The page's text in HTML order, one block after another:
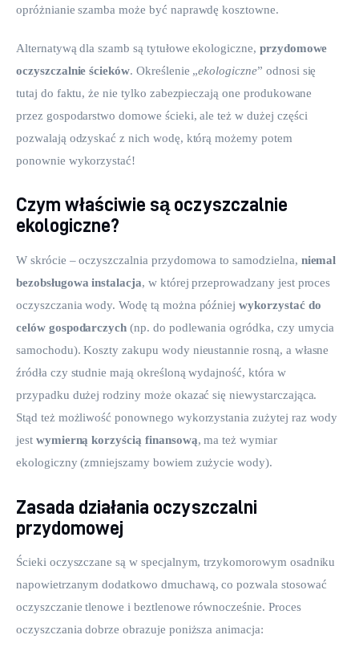
opróżnianie szamba może być naprawdę kosztowne.
Alternatywą dla szamb są tytułowe ekologiczne, przydomowe
oczyszczalnie ścieków. Określenie „ekologiczne” odnosi się
tutaj do faktu, że nie tylko zabezpieczają one produkowane
przez gospodarstwo domowe ścieki, ale też w dużej części
pozwalają odzyskać z nich wodę, którą możemy potem
ponownie wykorzystać!
Czym właściwie są oczyszczalnie
ekologiczne?
W skrócie – oczyszczalnia przydomowa to samodzielna, niemal
bezobsługowa instalacja, w której przeprowadzany jest proces
oczyszczania wody. Wodę tą można później wykorzystać do
celów gospodarczych (np. do podlewania ogródka, czy umycia
samochodu). Koszty zakupu wody nieustannie rosną, a własne
źródła czy studnie mają określoną wydajność, która w
przypadku dużej rodziny może okazać się niewystarczająca.
Stąd też możliwość ponownego wykorzystania zużytej raz wody
jest wymierną korzyścią finansową, ma też wymiar
ekologiczny (zmniejszamy bowiem zużycie wody).
Zasada działania oczyszczalni
przydomowej
Ścieki oczyszczane są w specjalnym, trzykomorowym osadniku
napowietrzanym dodatkowo dmuchawą, co pozwala stosować
oczyszczanie tlenowe i beztlenowe równocześnie. Proces
oczyszczania dobrze obrazuje poniższa animacja: